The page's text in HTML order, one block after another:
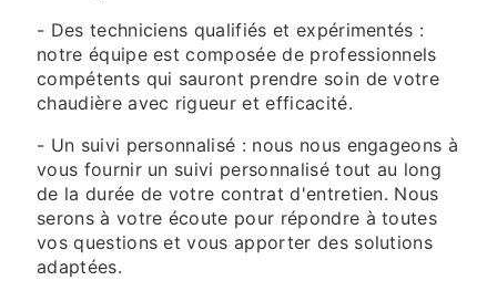
- Des techniciens qualifiés et expérimentés :
notre équipe est composée de professionnels
compétents qui sauront prendre soin de votre
chaudière avec rigueur et efficacité.
- Un suivi personnalisé : nous nous engageons à
vous fournir un suivi personnalisé tout au long
de la durée de votre contrat d'entretien. Nous
serons à votre écoute pour répondre à toutes
vos questions et vous apporter des solutions
adaptées.